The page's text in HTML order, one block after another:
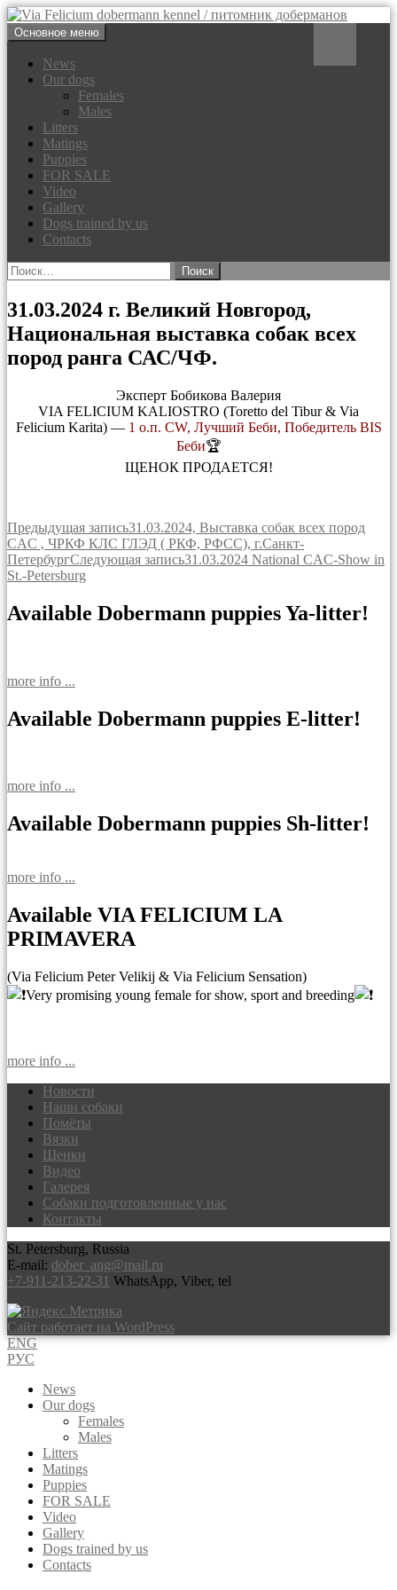
Via Felicium dobermann
kennel / питомник доберманов
Основное меню
к
News
Our dogs
Females
Males
Litters
Matings
Puppies
FOR SALE
Video
Gallery
Dogs trained by us
Contacts
Найти:
31.03.2024 г. Великий Новгород,
Национальная выставка собак всех
пород ранга САС/ЧФ.
Эксперт Бобикова Валерия
VIA FELICIUM KALIOSTRO (Toretto del Tibur & Via
Felicium Karita) — 1 о.п. CW, Лучший Беби, Победитель BIS
Беби🏆
ЩЕНОК ПРОДАЕТСЯ!
Навигация
по
записям
Предыдущая запись31.03.2024, Выставка собак всех пород
CAC , ЧРКФ КЛС ГЛЭД ( РКФ, РФСС), г.Санкт-
ПетербургСледующая запись31.03.2024 National CAC-Show in
St.-Petersburg
Available Dobermann puppies Ya-litter!
more info ...
Available Dobermann puppies E-litter!
more info ...
Available Dobermann puppies Sh-litter!
more info ...
Available VIA FELICIUM LA
PRIMAVERA
(Via Felicium Peter Velikij & Via Felicium Sensation)
Very promising young female for show, sport and breeding
more info ...
Доберманы питомник Via Felicium,
щенки добермана
Новости
Наши собаки
Помёты
Вязки
Щенки
Видео
Галерея
Собаки подготовленные у нас
Контакты
St. Petersburg, Russia
E-mail: dober_ang@mail.ru
+7-911-213-22-31 WhatsApp, Viber, tel
Сайт работает на WordPress
ENG
РУС
News
Our dogs
Females
Males
Litters
Matings
Puppies
FOR SALE
Video
Gallery
Dogs trained by us
Contacts